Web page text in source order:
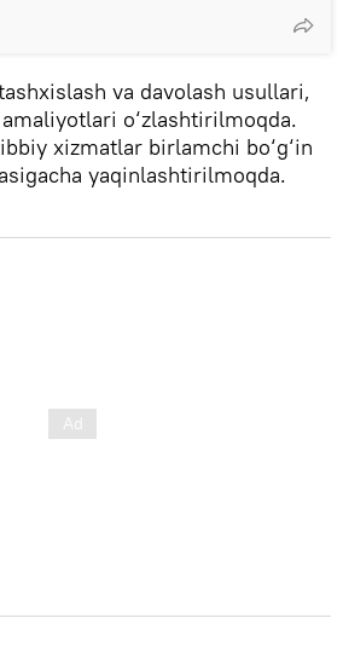
va davolash usullari,
o‘zlashtirilmoqda.
xizmatlar birlamchi bo‘g‘in
yaqinlashtirilmoqda.